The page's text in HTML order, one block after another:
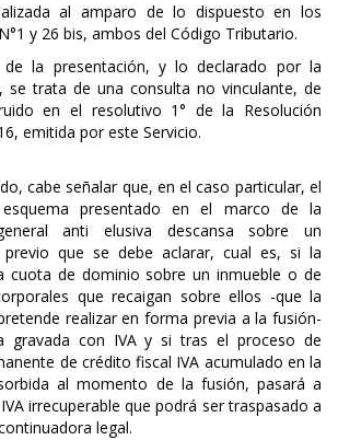
al amparo de lo dispuesto en los
y 26 bis, ambos del Código Tributario.
la presentación, y lo declarado por la
se trata de una consulta no vinculante, de
en el resolutivo 1° de la Resolución
emitida por este Servicio.
cabe señalar que, en el caso particular, el
presentado en el marco de la
anti elusiva descansa sobre un
previo que se debe aclarar, cual es, si la
cuota de dominio sobre un inmueble o de
que recaigan sobre ellos -que la
realizar en forma previa a la fusión-
gravada con IVA y si tras el proceso de
de crédito fiscal IVA acumulado en la
al momento de la fusión, pasará a
irrecuperable que podrá ser traspasado a
legal.